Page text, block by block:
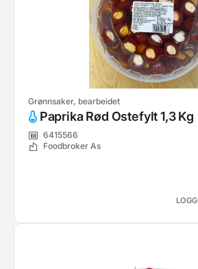
Grønnsaker, bearbeidet
Paprika Rød Ostefylt 1,3 Kg
6415566
Foodbroker As